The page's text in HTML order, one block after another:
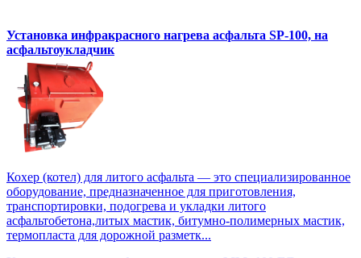
Установка инфракрасного нагрева асфальта SP-100, на
асфальтоукладчик
Кохер (котел) для литого асфальта — это специализированное
оборудование, предназначенное для приготовления,
транспортировки, подогрева и укладки литого
асфальтобетона,литых мастик, битумно-полимерных мастик,
термопласта для дорожной разметк...